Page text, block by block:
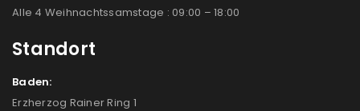
Alle 4 Weihnachtssamstage : 09:00 – 18:00
Standort
Baden:
Erzherzog Rainer Ring 1